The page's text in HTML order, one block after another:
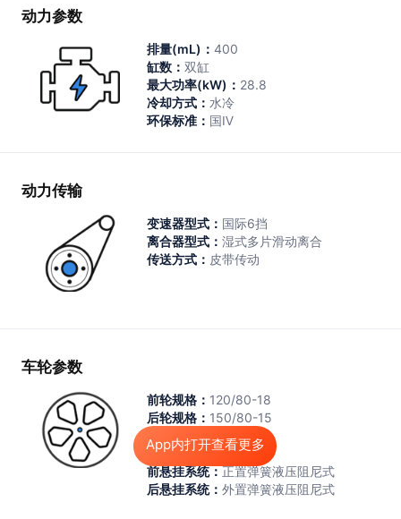
App内打开查看更多
动力参数
排量(mL)： 400
缸数： 双缸
最大功率(kW)： 28.8
冷却方式： 水冷
环保标准： 国Ⅳ
动力传输
变速器型式： 国际6挡
离合器型式： 湿式多片滑动离合
传送方式： 皮带传动
车轮参数
前轮规格： 120/80-18
后轮规格： 150/80-15
前制动系统： 碟刹
后制动系统：碟刹
前悬挂系统：正置弹簧液压阻尼式
后悬挂系统： 外置弹簧液压阻尼式